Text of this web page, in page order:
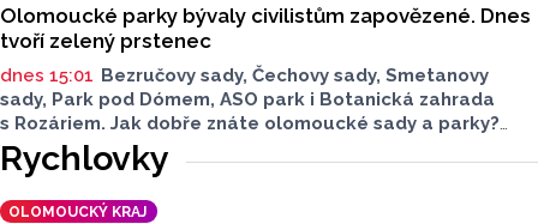
Olomoucké parky bývaly civilistům zapovězené. Dnes
tvoří zelený prstenec
dnes 15:01 Bezručovy sady, Čechovy sady, Smetanovy
sady, Park pod Dómem, ASO park i Botanická zahrada
s Rozáriem. Jak dobře znáte olomoucké sady a parky?
Dnes se v nich běžně procházíme a kocháme se krásami,
které v nich jsou. Vždy tomu tak ale nebylo.
Rychlovky
OLOMOUCKÝ KRAJ